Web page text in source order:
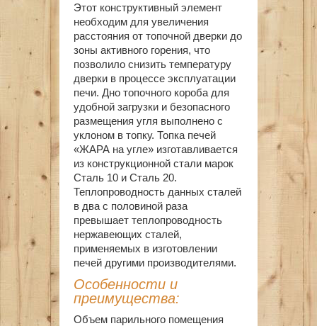
Этот конструктивный элемент
необходим для увеличения
расстояния от топочной дверки до
зоны активного горения, что
позволило снизить температуру
дверки в процессе эксплуатации
печи. Дно топочного короба для
удобной загрузки и безопасного
размещения угля выполнено с
уклоном в топку. Топка печей
«ЖАРА на угле» изготавливается
из конструкционной стали марок
Сталь 10 и Сталь 20.
Теплопроводность данных сталей
в два с половиной раза
превышает теплопроводность
нержавеющих сталей,
применяемых в изготовлении
печей другими производителями.
Особенности и
преимущества:
Объем парильного помещения